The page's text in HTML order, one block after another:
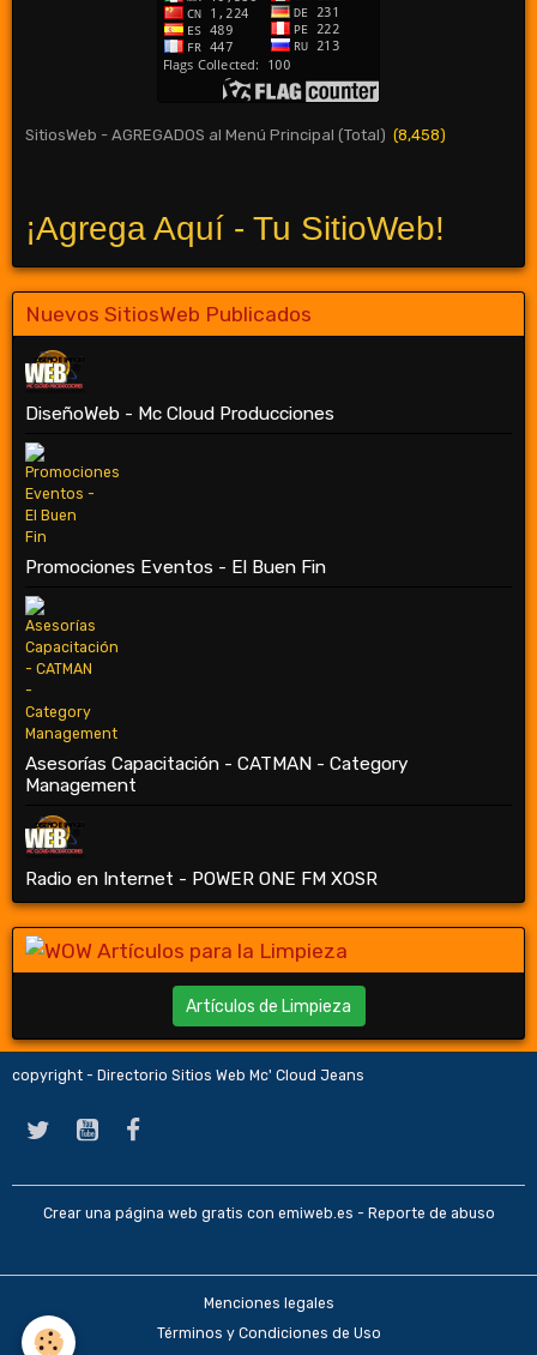
SitiosWeb - AGREGADOS al Menú Principal (Total) (8,458)
¡Agrega Aquí - Tu SitioWeb!
Nuevos SitiosWeb Publicados
DiseñoWeb - Mc Cloud Producciones
Promociones Eventos - El Buen Fin
Asesorías Capacitación - CATMAN - Category
Management
Radio en Internet - POWER ONE FM XOSR
Artículos de Limpieza
copyright - Directorio Sitios Web Mc' Cloud Jeans
Crear una página web gratis con emiweb.es - Reporte de abuso
Menciones legales
Términos y Condiciones de Uso